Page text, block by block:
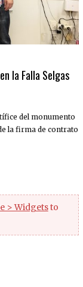
la Falla Selgas
del monumento
la firma de contrato
> Widgetsto